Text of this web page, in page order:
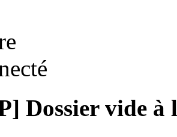
Dossier vide à